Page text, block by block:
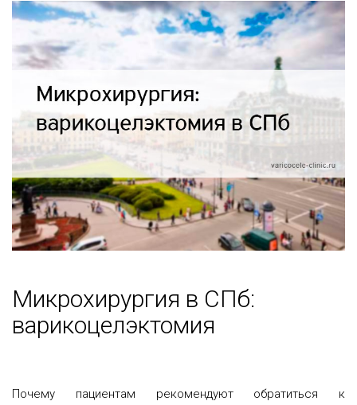
Микрохирургия в СПб:
варикоцелэктомия
Почему пациентам рекомендуют обратиться к